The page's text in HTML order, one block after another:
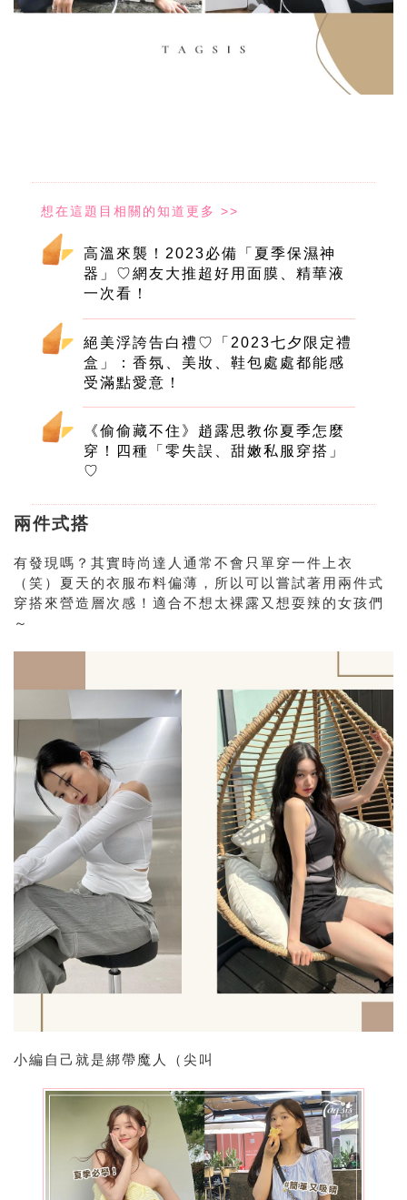
高溫來襲！2023必備「夏季保濕神
器」♡網友大推超好用面膜、精華液
一次看！
絕美浮誇告白禮♡「2023七夕限定禮
盒」：香氛、美妝、鞋包處處都能感
受滿點愛意！
《偷偷藏不住》趙露思教你夏季怎麼
穿！四種「零失誤、甜嫩私服穿搭」
♡
兩件式搭
有發現嗎？其實時尚達人通常不會只單穿一件上衣
（笑）夏天的衣服布料偏薄，所以可以嘗試著用兩件式
穿搭來營造層次感！適合不想太裸露又想耍辣的女孩們
～
小編自己就是綁帶魔人（尖叫